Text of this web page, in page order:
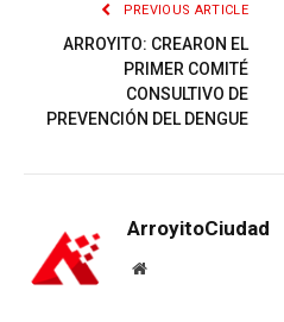
PREVIOUS ARTICLE
ARROYITO: CREARON EL
PRIMER COMITÉ
CONSULTIVO DE
PREVENCIÓN DEL DENGUE
ArroyitoCiudad
Website